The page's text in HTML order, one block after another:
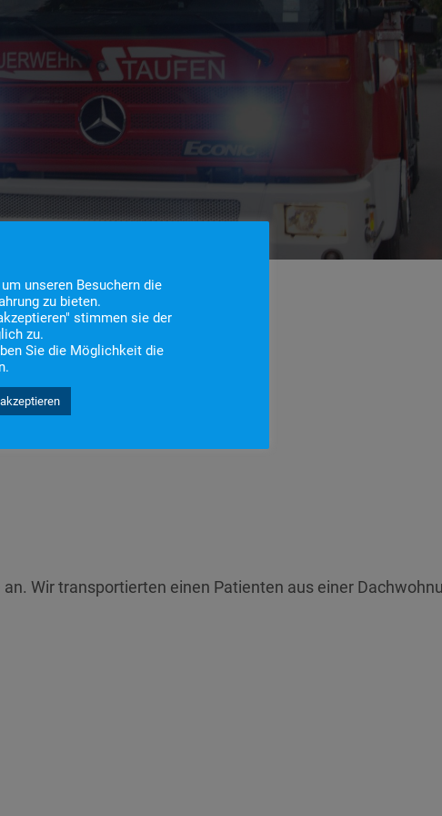
Wir transportierten einen Patienten aus einer
unseren Besuchern die
zu bieten.
stimmen sie der
zu.
Sie die Möglichkeit die